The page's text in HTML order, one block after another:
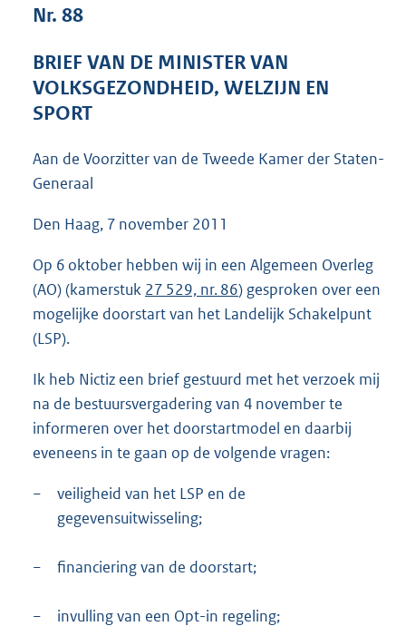
4
K
Nr. 88
BRIEF VAN DE MINISTER VAN
VOLKSGEZONDHEID, WELZIJN EN
SPORT
Aan de Voorzitter van de Tweede Kamer der Staten-
Generaal
Den Haag, 7 november 2011
Op 6 oktober hebben wij in een Algemeen Overleg
(AO) (kamerstuk 27 529, nr. 86) gesproken over een
mogelijke doorstart van het Landelijk Schakelpunt
(LSP).
Ik heb Nictiz een brief gestuurd met het verzoek mij
na de bestuursvergadering van 4 november te
informeren over het doorstartmodel en daarbij
eveneens in te gaan op de volgende vragen:
−
veiligheid van het LSP en de
gegevensuitwisseling;
− financiering van de doorstart;
− invulling van een Opt-in regeling;